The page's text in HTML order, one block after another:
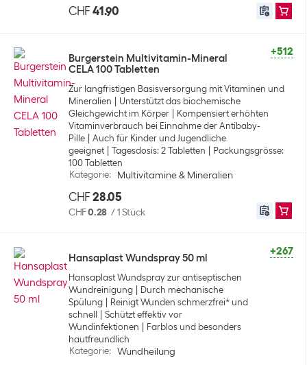
CHF 41.90
+512
Burgerstein Multivitamin-Mineral
CELA 100 Tabletten
Zur langfristigen Basisversorgung mit Vitaminen und
Mineralien
Unterstützt das biochemische
Gleichgewicht im Körper
Kompensiert erhöhten
Vitaminverbrauch bei Einnahme der Antibaby-
Pille
Auch für Kinder und Jugendliche
geeignet
Tagesdosis: 2 Tabletten
Packungsgrösse:
100 Tabletten
Kategorie: Multivitamine & Mineralien
CHF 28.05
CHF0.28 /1 Stück
+267
Hansaplast Wundspray 50 ml
Hansaplast Wundspray zur antiseptischen
Wundreinigung
Durch mechanische
Spülung
Reinigt Wunden schmerzfrei* und
schnell
Schützt effektiv vor
Wundinfektionen
Farblos und besonders
hautfreundlich
Kategorie: Wundheilung